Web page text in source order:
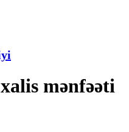
mənfəəti